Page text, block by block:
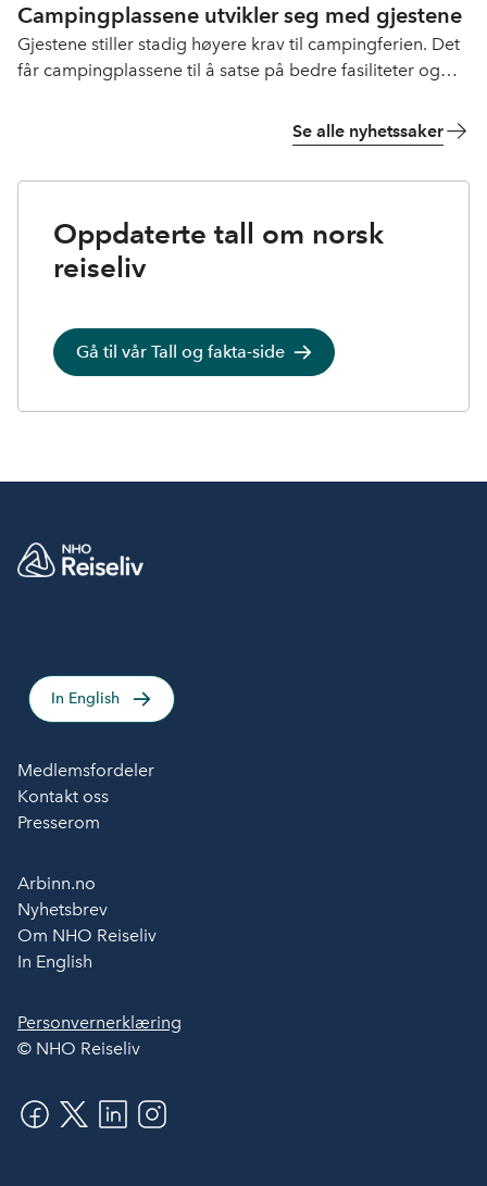
Campingplassene utvikler seg med gjestene
Gjestene stiller stadig høyere krav til campingferien. Det
får campingplassene til å satse på bedre fasiliteter og
Se alle nyhetssaker
Oppdaterte tall om norsk
reiseliv
Gå til vår Tall og fakta-side
In English
Medlemsfordeler
Kontakt oss
Presserom
Arbinn.no
Nyhetsbrev
Om NHO Reiseliv
In English
Personvernerklæring
© NHO Reiseliv